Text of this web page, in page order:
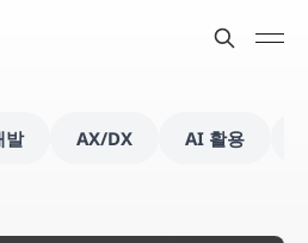
발 AX/DX AI 활용